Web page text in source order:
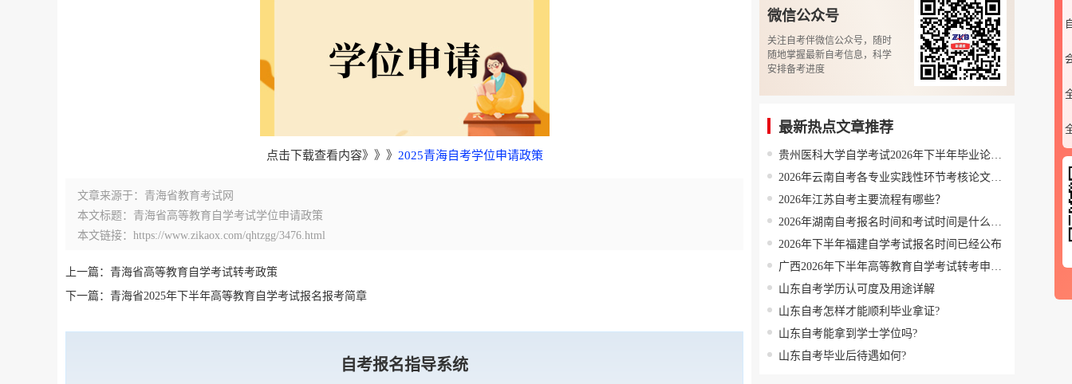
点击下载查看内容》》》 2025青海自考学位申请政策
文章来源于：青海省教育考试网
本文标题：青海省高等教育自学考试学位申请政策
本文链接：https://www.zikaox.com/qhtzgg/3476.html
上一篇：青海省高等教育自学考试转考政策
下一篇：青海省2025年下半年高等教育自学考试报名报考简章
自考报名指导系统
微信公众号
关注自考伴微信公众号，随时
随地掌握最新自考信息，科学
安排备考进度
最新热点文章推荐
贵州医科大学自学考试2026年下半年毕业论文(设计)工作的通知
2026年云南自考各专业实践性环节考核论文答辩联系方式
2026年江苏自考主要流程有哪些？
2026年湖南自考报名时间和考试时间是什么时候？
2026年下半年福建自学考试报名时间已经公布
广西2026年下半年高等教育自学考试转考申请公告
山东自考学历认可度及用途详解
山东自考怎样才能顺利毕业拿证?
山东自考能拿到学士学位吗?
山东自考毕业后待遇如何?